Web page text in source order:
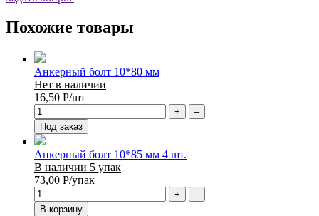
Похожие товары
Анкерный болт 10*80 мм
Нет в наличии
16,50 Р/шт
+
–
Под заказ
Анкерный болт 10*85 мм 4 шт.
В наличии 5 упак
73,00 Р/упак
+
–
В корзину